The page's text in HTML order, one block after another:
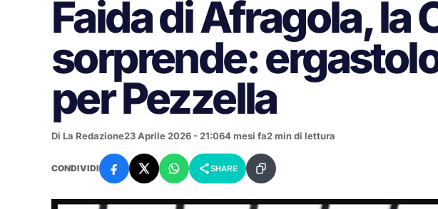
Faida di Afragola, la
sorprende:
per Pezzella
Di La Redazione23 Aprile 2026 - 21:064 mesi fa2 min di lettura
CONDIVIDI SHARE